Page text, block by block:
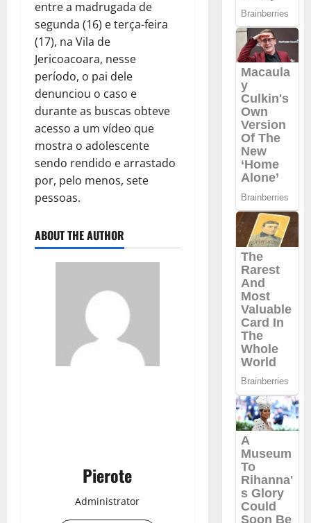
entre a madrugada de
segunda (16) e terça-feira
(17), na Vila de
Jericoacoara, nesse
período, o pai dele
denunciou o caso e
durante as buscas obteve
acesso a um vídeo que
mostra o adolescente
sendo rendido e arrastado
por, pelo menos, sete
pessoas.
ABOUT THE AUTHOR
Pierote
Administrator